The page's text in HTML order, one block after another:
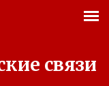
связи